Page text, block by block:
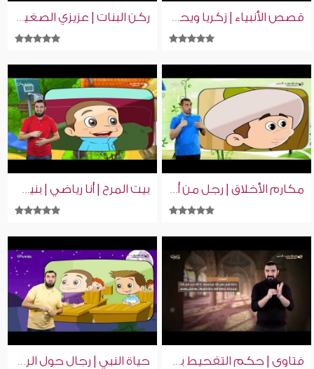
قصص الأنبياء | زكريا ويحيى عليهما السلام | بنين وبنات | بلغة الإشارة ركن البنات | عزيزي الصغير | بنين وبنات | بلغة الإشارة
مكارم الأخلاق | رجل من أهل الجنة | بنين وبنات | بلغة الإشارة بيت المرح | أنا رياضي | بنين وبنات | بلغة الإشارة
فتاوى | حكم التفحيط بالسيارات | إسلام ويب | للصم بلغة الإشارة حياة النبي | رجال حول الرسول | بنين وبنات | بلغة الإشارة